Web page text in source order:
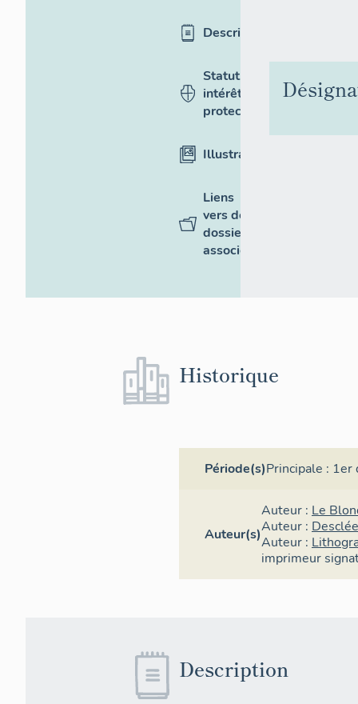
Description
Statut,
intérêt et
protection
Illustrations
Liens
vers des
dossiers
associés
Historique
Période(s)Principale : 1er
Auteur(s)
Auteur : Le
Auteur :
Auteur :
imprimeur
Description